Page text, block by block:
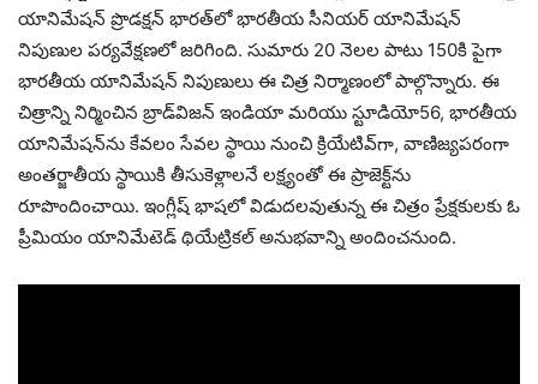
యానిమేషన్‌ ప్రొడక్షన్‌ భారత్‌లో భారతీయ సీనియర్‌ యానిమేషన్‌
నిపుణుల పర్యవేక్షణలో జరిగింది. సుమారు 20 నెలల పాటు 150కి పైగా
భారతీయ యానిమేషన్‌ నిపుణులు ఈ చిత్ర నిర్మాణంలో పాల్గొన్నారు. ఈ
చిత్రాన్ని నిర్మించిన బ్రాడ్‌విజన్‌ ఇండియా మరియు స్టూడియో56, భారతీయ
యానిమేషన్‌ను కేవలం సేవల స్థాయి నుంచి క్రియేటివ్‌గా, వాణిజ్యపరంగా
అంతర్జాతీయ స్థాయికి తీసుకెళ్లాలనే లక్ష్యంతో ఈ ప్రాజెక్ట్‌ను
రూపొందించాయి. ఇంగ్లీష్‌ భాషలో విడుదలవుతున్న ఈ చిత్రం ప్రేక్షకులకు ఓ
ప్రీమియం యానిమేటెడ్‌ థియేట్రికల్‌ అనుభవాన్ని అందించనుంది.